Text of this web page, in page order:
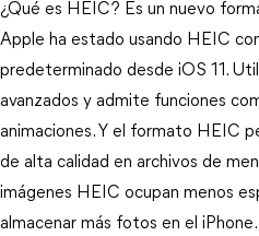
¿Qué es HEIC? Es un nuevo
Apple ha estado usando HEIC
predeterminado desde iOS 11.
avanzados y admite funciones
animaciones. Y el formato HEIC
de alta calidad en archivos de
imágenes HEIC ocupan menos
almacenar más fotos en el iPhone.